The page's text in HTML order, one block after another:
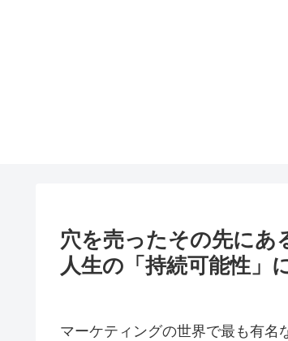
穴を売ったその先に
人生の「持続可能性」
マーケティングの世界で最も有名